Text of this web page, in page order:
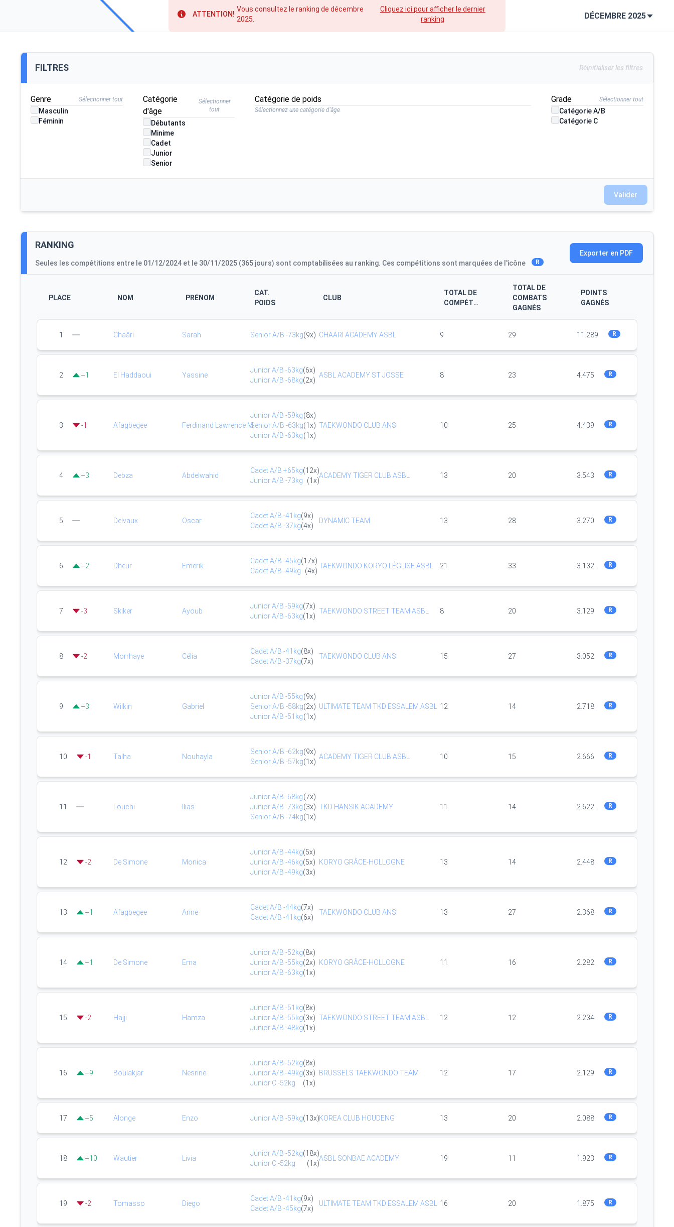
ATTENTION!
Vous consultez le ranking de décembre
2025.
Cliquez ici pour afficher le dernier
ranking
DÉCEMBRE 2025
FILTRES Réinitialiser les filtres
Genre Sélectionner tout
Masculin
Féminin
Catégorie
d'âge
Sélectionner
tout
Débutants
Minime
Cadet
Junior
Senior
Catégorie de poids
Sélectionnez une catégorie d'âge
Grade Sélectionner tout
Catégorie A/B
Catégorie C
Valider
RANKING
Seules les compétitions entre le 01/12/2024 et le 30/11/2025 (365 jours) sont comptabilisées au ranking. Ces compétitions sont marquées de l'icône R
Exporter en PDF
PLACE NOM PRÉNOM
CAT.
POIDS
CLUB
TOTAL DE
COMPÉTITIONS
TOTAL DE
COMBATS
GAGNÉS
POINTS
GAGNÉS
1 Chaâri Sarah SeniorA/B-73kg(9x) CHAARI ACADEMY ASBL 9 29 11.289 R
2 +1 El Haddaoui Yassine
JuniorA/B-63kg(6x)
JuniorA/B-68kg(2x)
ASBL ACADEMY ST JOSSE 8 23 4.475 R
3 -1 Afagbegee Ferdinand Lawrence M
JuniorA/B-59kg(8x)
SeniorA/B-63kg(1x)
JuniorA/B-63kg(1x)
TAEKWONDO CLUB ANS 10 25 4.439 R
4 +3 Debza Abdelwahid
CadetA/B+65kg(12x)
JuniorA/B-73kg (1x)
ACADEMY TIGER CLUB ASBL 13 20 3.543 R
5 Delvaux Oscar
CadetA/B-41kg(9x)
CadetA/B-37kg(4x)
DYNAMIC TEAM 13 28 3.270 R
6 +2 Dheur Emerik
CadetA/B-45kg(17x)
CadetA/B-49kg (4x)
TAEKWONDO KORYO LÉGLISE ASBL 21 33 3.132 R
7 -3 Skiker Ayoub
JuniorA/B-59kg(7x)
JuniorA/B-63kg(1x)
TAEKWONDO STREET TEAM ASBL 8 20 3.129 R
8 -2 Morrhaye Célia
CadetA/B-41kg(8x)
CadetA/B-37kg(7x)
TAEKWONDO CLUB ANS 15 27 3.052 R
9 +3 Wilkin Gabriel
JuniorA/B-55kg(9x)
SeniorA/B-58kg(2x)
JuniorA/B-51kg(1x)
ULTIMATE TEAM TKD ESSALEM ASBL 12 14 2.718 R
10 -1 Talha Nouhayla
SeniorA/B-62kg(9x)
SeniorA/B-57kg(1x)
ACADEMY TIGER CLUB ASBL 10 15 2.666 R
11 Louchi Ilias
JuniorA/B-68kg(7x)
JuniorA/B-73kg(3x)
SeniorA/B-74kg(1x)
TKD HANSIK ACADEMY 11 14 2.622 R
12 -2 De Simone Monica
JuniorA/B-44kg(5x)
JuniorA/B-46kg(5x)
JuniorA/B-49kg(3x)
KORYO GRÂCE-HOLLOGNE 13 14 2.448 R
13 +1 Afagbegee Anne
CadetA/B-44kg(7x)
CadetA/B-41kg(6x)
TAEKWONDO CLUB ANS 13 27 2.368 R
14 +1 De Simone Ema
JuniorA/B-52kg(8x)
JuniorA/B-55kg(2x)
JuniorA/B-63kg(1x)
KORYO GRÂCE-HOLLOGNE 11 16 2.282 R
15 -2 Hajji Hamza
JuniorA/B-51kg(8x)
JuniorA/B-55kg(3x)
JuniorA/B-48kg(1x)
TAEKWONDO STREET TEAM ASBL 12 12 2.234 R
16 +9 Boulakjar Nesrine
JuniorA/B-52kg(8x)
JuniorA/B-49kg(3x)
Junior C-52kg (1x)
BRUSSELS TAEKWONDO TEAM 12 17 2.129 R
17 +5 Alonge Enzo JuniorA/B-59kg(13x)KOREA CLUB HOUDENG 13 20 2.088 R
18 +10 Wautier Livia
JuniorA/B-52kg(18x)
Junior C-52kg (1x)
ASBL SONBAE ACADEMY 19 11 1.923 R
19 -2 Tomasso Diego
CadetA/B-41kg(9x)
CadetA/B-45kg(7x)
ULTIMATE TEAM TKD ESSALEM ASBL 16 20 1.875 R